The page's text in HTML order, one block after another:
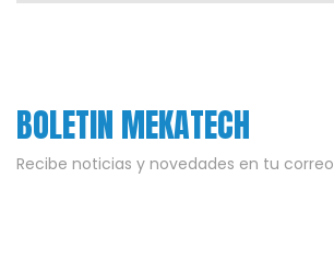
BOLETIN MEKATECH
Recibe noticias y novedades en tu correo